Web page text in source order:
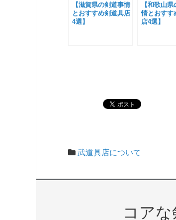
【滋賀県の剣道事情
とおすすめ剣道具店
4選】
【和歌山
情とおすす
店4選】
武道具店について
コアな